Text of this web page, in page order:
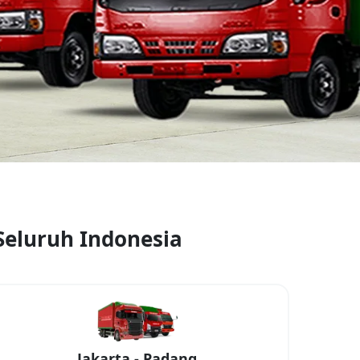
Indonesia